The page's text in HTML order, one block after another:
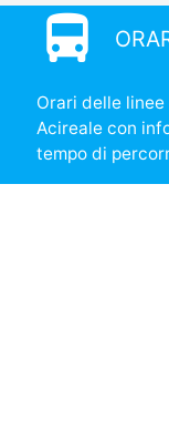
directions_bus
Orari delle
Acireale con
tempo di